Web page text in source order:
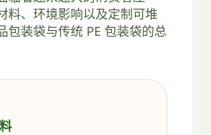
料、环境影响以及定制可堆
包装袋与传统 PE 包装袋的总